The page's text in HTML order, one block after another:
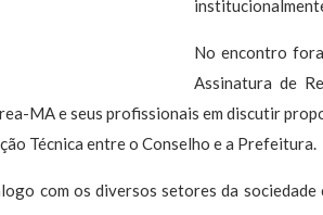
No encontro
Assinatura de
MA e seus profissionais em discutir
Técnica entre o Conselho e a Prefeitura.
com os diversos setores da sociedade